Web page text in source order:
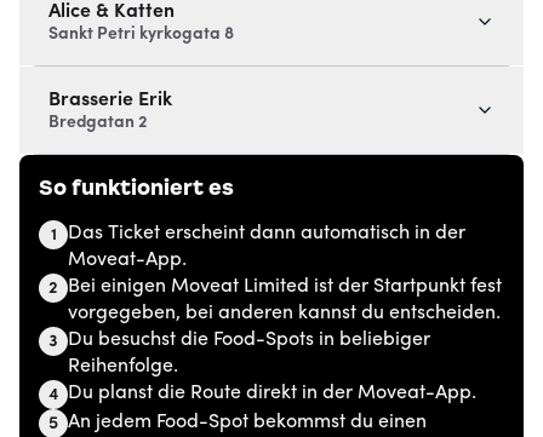
Alice & Katten
Sankt Petri kyrkogata 8
Brasserie Erik
Bredgatan 2
So funktioniert es
1
Das Ticket erscheint dann automatisch in der
Moveat-App.
2
Bei einigen Moveat Limited ist der Startpunkt fest
vorgegeben, bei anderen kannst du entscheiden.
3
Du besuchst die Food-Spots in beliebiger
Reihenfolge.
4 Du planst die Route direkt in der Moveat-App.
5 An jedem Food-Spot bekommst du einen